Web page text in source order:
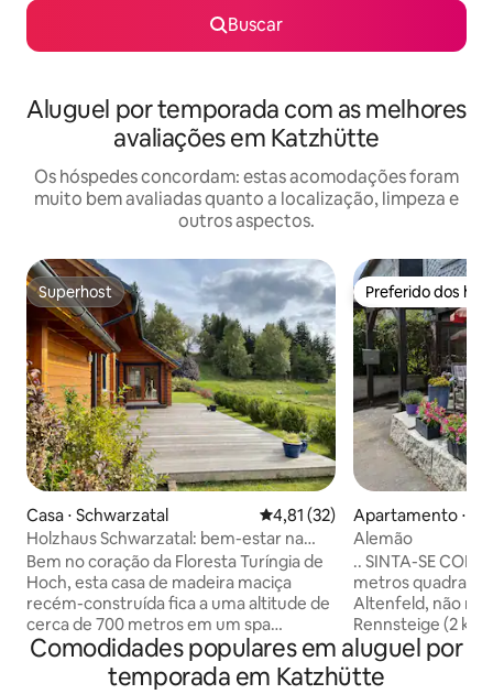
Buscar
Aluguel por temporada com as melhores
avaliações em Katzhütte
Os hóspedes concordam: estas acomodações foram
muito bem avaliadas quanto a localização, limpeza e
outros aspectos.
Superhost
Superhost
Casa ⋅ Schwarzatal 4,81 de uma avaliação média
4,81 (32)
Holzhaus Schwarzatal: bem-estar na
Floresta da Turíngia
Bem no coração da Floresta Turíngia de
Hoch, esta casa de madeira maciça
recém-construída fica a uma altitude de
cerca de 700 metros em um spa
climático designado. Comodidades de
alta qualidade em toda a casa. (Cozinha
e eletrodomésticos totalmente
Preferido dos
Preferido dos
Apartamento ⋅
bach
Alemão
.. SINTA-SE
metros
Altenfeld, não
Rennsteige (2 km
Reserva da
separado, o
completo e
Comodidades populares em aluguel por
temporada em Katzhütte